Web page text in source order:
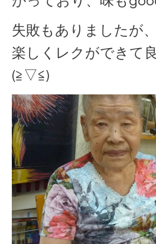
失敗もありましたが
楽しくレクができて
(≧▽≦)